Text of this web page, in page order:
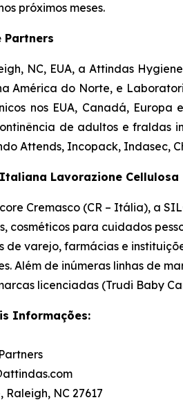
próximos meses.
Partners
NC, EUA, a Attindas
América do Norte, e
nos EUA, Canadá,
de adultos e fraldas
Attends, Incopack, Indasec,
Lavorazione Cellulosa
Cremasco (CR – Itália), a
cosméticos para cuidados
de varejo, farmácias e
Além de inúmeras linhas de
licenciadas (Trudi Baby
Informações:
Raleigh, NC 27617